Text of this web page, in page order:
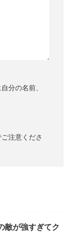
分の名前、
注意くださ
敵が強すぎてク